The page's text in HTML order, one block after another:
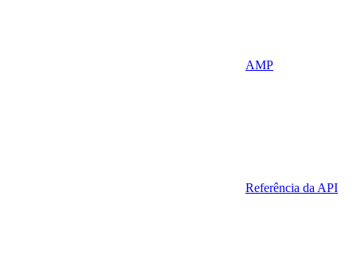
AMP
Referência da API